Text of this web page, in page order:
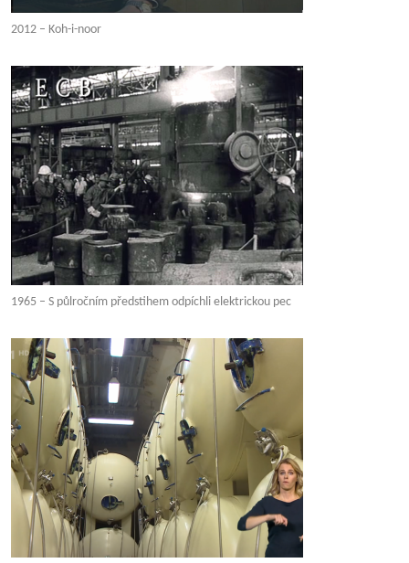
2012 – Koh-i-noor
1965 – S půlročním předstihem odpíchli elektrickou pec